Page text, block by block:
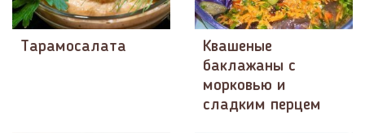
Тарамосалата
Квашеные
баклажаны с
морковью и
сладким перцем